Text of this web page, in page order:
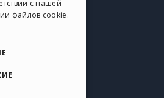
POLISH
с нашей
файлов cookie.